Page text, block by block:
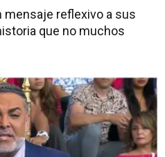
mensaje reflexivo a sus
que no muchos